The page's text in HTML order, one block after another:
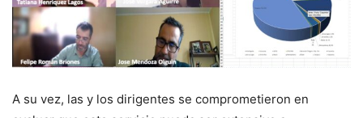
A su vez, las y los dirigentes se comprometieron en